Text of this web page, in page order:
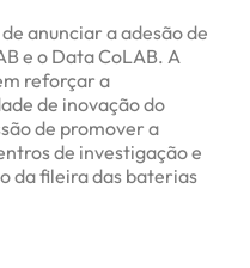
anunciar a adesão de
e o Data CoLAB. A
reforçar a
de inovação do
de promover a
de investigação e
da fileira das baterias